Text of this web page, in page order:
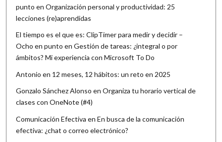
punto enOrganización personal y productividad: 25
lecciones (re)aprendidas
El tiempo es el que es: ClipTimer para medir y decidir –
Ocho en punto enGestión de tareas: ¿integral o por
ámbitos? Mi experiencia con Microsoft To Do
Antonio en 12 meses, 12 hábitos: un reto en 2025
Gonzalo Sánchez Alonso enOrganiza tu horario vertical de
clases con OneNote (#4)
Comunicación Efectiva enEn busca de la comunicación
efectiva: ¿chat o correo electrónico?